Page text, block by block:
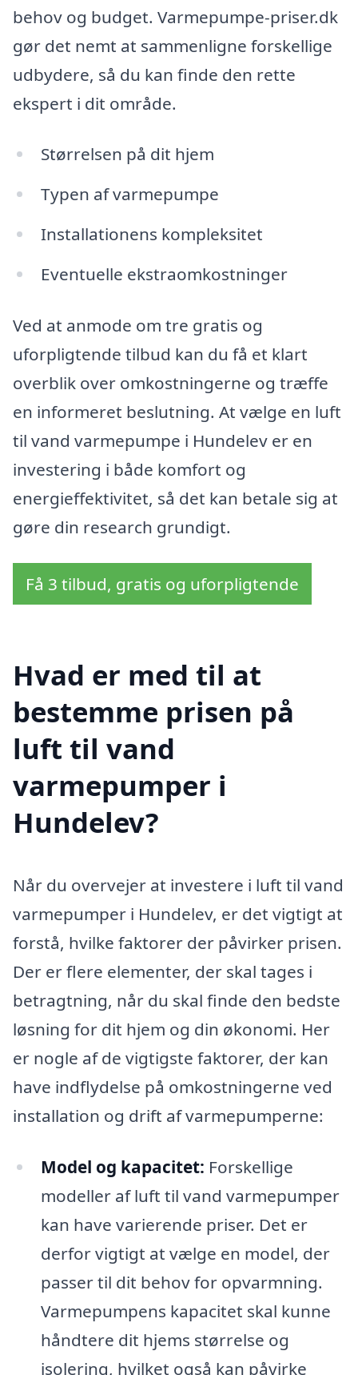
behov og budget. Varmepumpe-priser.dk
gør det nemt at sammenligne forskellige
udbydere, så du kan finde den rette
ekspert i dit område.
Størrelsen på dit hjem
Typen af varmepumpe
Installationens kompleksitet
Eventuelle ekstraomkostninger
Ved at anmode om tre gratis og
uforpligtende tilbud kan du få et klart
overblik over omkostningerne og træffe
en informeret beslutning. At vælge en luft
til vand varmepumpe i Hundelev er en
investering i både komfort og
energieffektivitet, så det kan betale sig at
gøre din research grundigt.
Få 3 tilbud, gratis og uforpligtende
Hvad er med til at
bestemme prisen på
luft til vand
varmepumper i
Hundelev?
Når du overvejer at investere i luft til vand
varmepumper i Hundelev, er det vigtigt at
forstå, hvilke faktorer der påvirker prisen.
Der er flere elementer, der skal tages i
betragtning, når du skal finde den bedste
løsning for dit hjem og din økonomi. Her
er nogle af de vigtigste faktorer, der kan
have indflydelse på omkostningerne ved
installation og drift af varmepumperne:
Model og kapacitet: Forskellige
modeller af luft til vand varmepumper
kan have varierende priser. Det er
derfor vigtigt at vælge en model, der
passer til dit behov for opvarmning.
Varmepumpens kapacitet skal kunne
håndtere dit hjems størrelse og
isolering, hvilket også kan påvirke